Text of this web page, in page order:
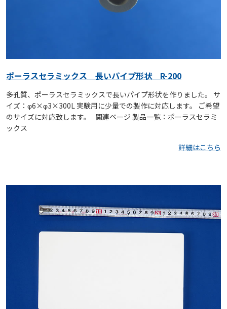
ポーラスセラミックス 長いパイプ形状 R-200
多孔質、ポーラスセラミックスで長いパイプ形状を作りました。 サ
イズ：φ6×φ3×300L 実験用に少量での製作に対応します。 ご希望
のサイズに対応致します。 関連ページ 製品一覧：ポーラスセラミ
ックス
詳細はこちら